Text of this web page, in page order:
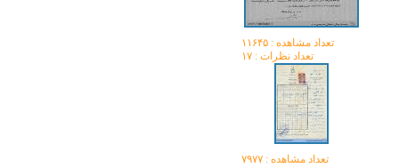
تعداد مشاهده :‌ ۱۱۶۴۵
تعداد نظرات : ۱۷
تعداد مشاهده :‌ ۷۹۷۷